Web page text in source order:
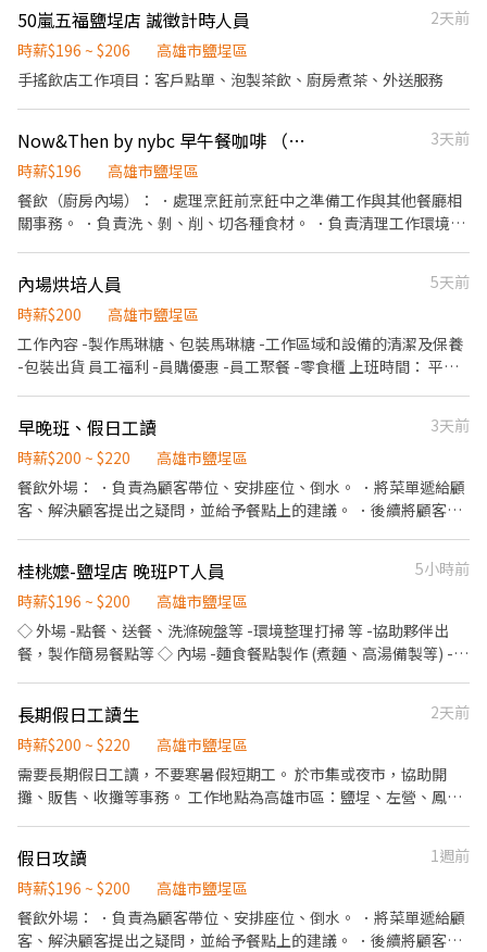
負責結帳、收銀等工作。 餐飲內場： ．擔任廚師的助手，處理烹飪
前與烹飪中之準備工作與其他餐廳相關事務。 ．負責洗、剝、削、
切各種食材。 ．負責清理工作環境、設備和餐具。 ．準備不同餐點
50嵐五福鹽埕店 誠徵計時人員
2天前
時薪$196 ~ $206
高雄市鹽埕區
手搖飲店工作項目：客戶點單、泡製茶飲、廚房煮茶、外送服務
Now&Then by nybc 早午餐咖啡 （內場正兼職）
3天前
時薪$196
高雄市鹽埕區
餐飲（廚房內場）： ．處理烹飪前烹飪中之準備工作與其他餐廳相
關事務。 ．負責洗、剝、削、切各種食材。 ．負責清理工作環境、
會 * 集思廣益一起研發餐點
內場烘培人員
5天前
時薪$200
高雄市鹽埕區
工作內容 -製作馬琳糖、包裝馬琳糖 -工作區域和設備的清潔及保養
-包裝出貨 員工福利 -員購優惠 -員工聚餐 -零食櫃 上班時間： 平日
新手也可以！ 如果你是因為學習力強、反應力快的夥伴都歡迎投履
歷呦 我們工作桌比較高、需要搬10公斤的鍋子，還需搬25公斤的砂
糖上三樓，需要力氣夠的夥伴～ 排版方式：採一頭班
早晚班、假日工讀
3天前
時薪$200 ~ $220
高雄市鹽埕區
餐飲外場： ．負責為顧客帶位、安排座位、倒水。 ．將菜單遞給顧
客、解決顧客提出之疑問，並給予餐點上的建議。 ．後續將顧客點
飲內場： ．擔任廚師的助手，處理烹飪前與烹飪中之準備工作與其
他餐廳相關事務。 ．負責洗、剝、削、切各種食材。 ．負責清理工
作環境、設備和餐具。 ．準備不同餐點所需要的食材。 ．協助測量
食材的容量與重量。 ．負責擺盤、出餐。
桂桃嬤-鹽埕店 晚班PT人員
5小時前
時薪$196 ~ $200
高雄市鹽埕區
◇ 外場 -點餐、送餐、洗滌碗盤等 -環境整理打掃 等 -協助夥伴出
餐，製作簡易餐點等 ◇ 內場 -麵食餐點製作 (煮麵、高湯備製等) -煎
行落實 -如要應徵短期勿試，謝謝！ -需要長期穩定者，謝謝！ **遇
假日或有活動餐期較為忙碌！！。 -工作時段可談。 -上下班時間依
當日門市營運狀況調整 -視工作表現進而調薪
長期假日工讀生
2天前
時薪$200 ~ $220
高雄市鹽埕區
需要長期假日工讀，不要寒暑假短期工。 於市集或夜市，協助開
攤、販售、收攤等事務。 工作地點為高雄市區：鹽埕、左營、鳳山
假日攻讀
1週前
時薪$196 ~ $200
高雄市鹽埕區
餐飲外場： ．負責為顧客帶位、安排座位、倒水。 ．將菜單遞給顧
客、解決顧客提出之疑問，並給予餐點上的建議。 ．後續將顧客點